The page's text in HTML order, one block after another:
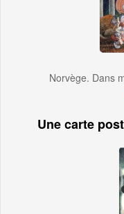
Norvège. Dans
Une carte